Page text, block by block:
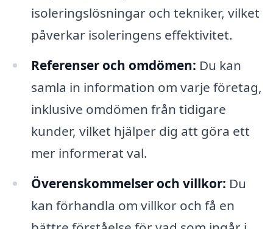
isoleringslösningar och tekniker, vilket
påverkar isoleringens effektivitet.
Referenser och omdömen: Du kan
samla in information om varje företag,
inklusive omdömen från tidigare
kunder, vilket hjälper dig att göra ett
mer informerat val.
Överenskommelser och villkor: Du
kan förhandla om villkor och få en